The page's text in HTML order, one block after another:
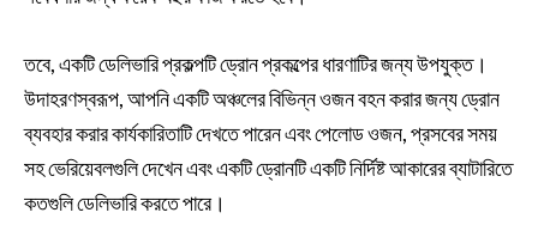
তবে, একটি ডেলিভারি প্রকল্পটি ড্রোন প্রকল্পের ধারণাটির জন্য উপযুক্ত।
উদাহরণস্বরূপ, আপনি একটি অঞ্চলের বিভিন্ন ওজন বহন করার জন্য ড্রোন
ব্যবহার করার কার্যকারিতাটি দেখতে পারেন এবং পেলোড ওজন, প্রসবের সময়
সহ ভেরিয়েবলগুলি দেখেন এবং একটি ড্রোনটি একটি নির্দিষ্ট আকারের ব্যাটারিতে
কতগুলি ডেলিভারি করতে পারে।